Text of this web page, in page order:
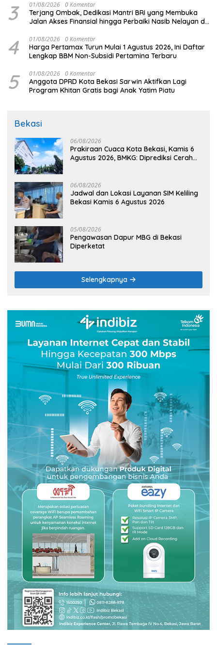
3 01/08/2026 0 Komentar
Terjang Ombak, Dedikasi Mantri BRI yang Membuka
Jalan Akses Finansial hingga Perbaiki Nasib Nelayan di
4 01/08/2026 0 Komentar
Harga Pertamax Turun Mulai 1 Agustus 2026, Ini Daftar
Lengkap BBM Non-Subsidi Pertamina Terbaru
5 01/08/2026 0 Komentar
Anggota DPRD Kota Bekasi Sarwin Aktifkan Lagi
Program Khitan Gratis bagi Anak Yatim Piatu
Bekasi
06/08/2026
Prakiraan Cuaca Kota Bekasi, Kamis 6
Agustus 2026, BMKG: Diprediksi Cerah
06/08/2026
Jadwal dan Lokasi Layanan SIM Keliling
Bekasi Kamis 6 Agustus 2026
05/08/2026
Pengawasan Dapur MBG di Bekasi
Diperketat
Selengkapnya